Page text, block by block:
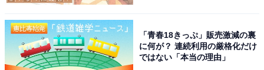
「青春18きっぷ」販売激減の裏
に何が？ 連続利用の厳格化だけ
ではない「本当の理由」